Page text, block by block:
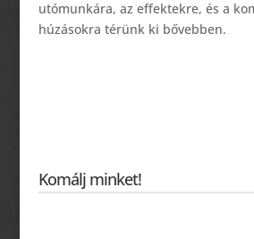
utómunkára, az effektekre, és a
húzásokra térünk ki bővebben.
Komálj minket!